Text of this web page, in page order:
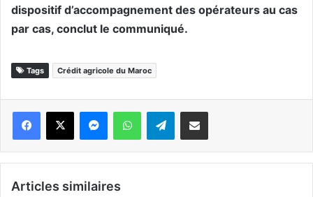
dispositif d’accompagnement des opérateurs au cas
par cas, conclut le communiqué.
Tags Crédit agricole du Maroc
WhatsApp Telegram
Articles similaires